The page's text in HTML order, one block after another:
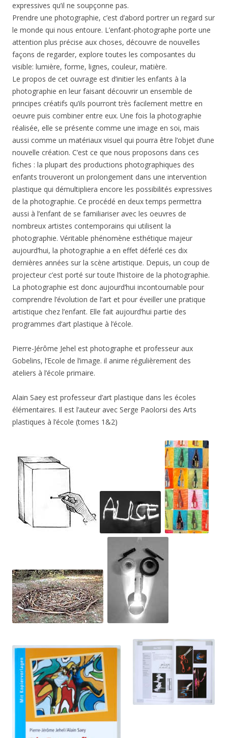
expressives qu’il ne soupçonne pas.
Prendre une photographie, c’est d’abord portrer un regard sur
le monde qui nous entoure. L’enfant-photographe porte une
attention plus précise aux choses, découvre de nouvelles
façons de regarder, explore toutes les composantes du
visible: lumière, forme, lignes, couleur, matière.
Le propos de cet ouvrage est d’initier les enfants à la
photographie en leur faisant découvrir un ensemble de
principes créatifs qu’ils pourront très facilement mettre en
oeuvre puis combiner entre eux. Une fois la photographie
réalisée, elle se présente comme une image en soi, mais
aussi comme un matériaux visuel qui pourra être l’objet d’une
nouvelle création. C’est ce que nous proposons dans ces
fiches : la plupart des productions photographiques des
enfants trouveront un prolongement dans une intervention
plastique qui démultipliera encore les possibilités expressives
de la photographie. Ce procédé en deux temps permettra
aussi à l’enfant de se familiariser avec les oeuvres de
nombreux artistes contemporains qui utilisent la
photographie. Véritable phénomène esthétique majeur
aujourd’hui, la photographie a en effet déferlé ces dix
dernières années sur la scène artistique. Depuis, un coup de
projecteur c’est porté sur toute l’histoire de la photographie.
La photographie est donc aujourd’hui incontournable pour
comprendre l’évolution de l’art et pour éveiller une pratique
artistique chez l’enfant. Elle fait aujourd’hui partie des
programmes d’art plastique à l’école.
Pierre-Jérôme Jehel est photographe et professeur aux
Gobelins, l’Ecole de l’image. il anime régulièrement des
ateliers à l’école primaire.
Alain Saey est professeur d’art plastique dans les écoles
élémentaires. Il est l’auteur avec Serge Paolorsi des Arts
plastiques à l’école (tomes 1&2)